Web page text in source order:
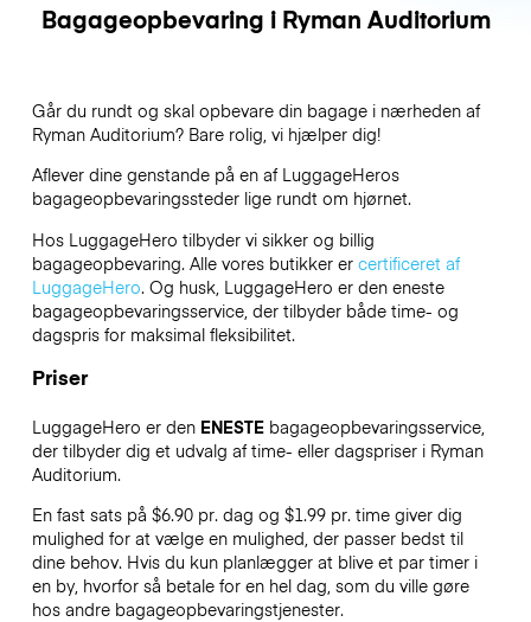
Bagageopbevaring i Ryman Auditorium
Går du rundt og skal opbevare din bagage i nærheden af
Ryman Auditorium? Bare rolig, vi hjælper dig!
Aflever dine genstande på en af LuggageHeros
bagageopbevaringssteder lige rundt om hjørnet.
Hos LuggageHero tilbyder vi sikker og billig
bagageopbevaring. Alle vores butikker er certificeret af
LuggageHero. Og husk, LuggageHero er den eneste
bagageopbevaringsservice, der tilbyder både time- og
dagspris for maksimal fleksibilitet.
Priser
LuggageHero er den ENESTEbagageopbevaringsservice,
der tilbyder dig et udvalg af time- eller dagspriser i Ryman
Auditorium.
En fast sats på $6.90 pr. dag og $1.99 pr. time giver dig
mulighed for at vælge en mulighed, der passer bedst til
dine behov. Hvis du kun planlægger at blive et par timer i
en by, hvorfor så betale for en hel dag, som du ville gøre
hos andre bagageopbevaringstjenester.